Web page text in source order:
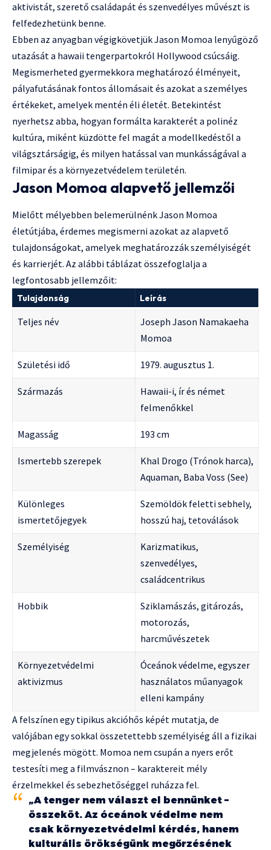
aktivistát, szerető családapát és szenvedélyes művészt is
felfedezhetünk benne.
Ebben az anyagban végigkövetjük Jason Momoa lenyűgöző
utazását a hawaii tengerpartokról Hollywood csúcsáig.
Megismerheted gyermekkora meghatározó élményeit,
pályafutásának fontos állomásait és azokat a személyes
értékeket, amelyek mentén éli életét. Betekintést
nyerhetsz abba, hogyan formálta karakterét a polinéz
kultúra, miként küzdötte fel magát a modellkedéstől a
világsztárságig, és milyen hatással van munkásságával a
filmipar és a környezetvédelem területén.
Jason Momoa alapvető jellemzői
Mielőtt mélyebben belemerülnénk Jason Momoa
életútjába, érdemes megismerni azokat az alapvető
tulajdonságokat, amelyek meghatározzák személyiségét
és karrierjét. Az alábbi táblázat összefoglalja a
legfontosabb jellemzőit:
Tulajdonság Leírás
Teljes név
Joseph Jason Namakaeha
Momoa
Születési idő 1979. augusztus 1.
Származás
Hawaii-i, ír és német
felmenőkkel
Magasság 193 cm
Ismertebb szerepek
Khal Drogo (Trónok harca),
Aquaman, Baba Voss (See)
Különleges
ismertetőjegyek
Szemöldök feletti sebhely,
hosszú haj, tetoválások
Személyiség
Karizmatikus,
szenvedélyes,
családcentrikus
Hobbik
Sziklamászás, gitározás,
motorozás,
harcművészetek
Környezetvédelmi
aktivizmus
Óceánok védelme, egyszer
használatos műanyagok
elleni kampány
A felszínen egy tipikus akcióhős képét mutatja, de
valójában egy sokkal összetettebb személyiség áll a fizikai
megjelenés mögött. Momoa nem csupán a nyers erőt
testesíti meg a filmvásznon – karaktereit mély
érzelmekkel és sebezhetőséggel ruházza fel.
„A tenger nem választ el bennünket –
összeköt. Az óceánok védelme nem
csak környezetvédelmi kérdés, hanem
kulturális örökségünk megőrzésének